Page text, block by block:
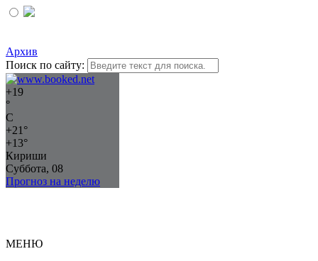
Архив
Поиск по сайту:
+19
°
C
+21°
+13°
Кириши
Суббота, 08
Прогноз на неделю
МЕНЮ